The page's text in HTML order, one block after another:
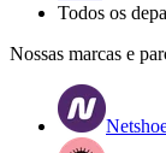
Todos os
Nossas marcas e